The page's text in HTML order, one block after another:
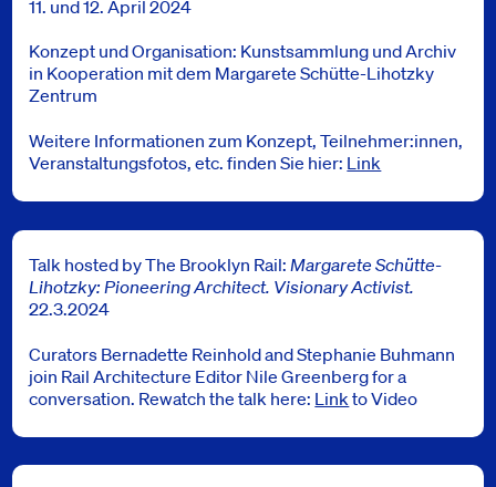
11. und 12. April 2024
Konzept und Organisation: Kunstsammlung und Archiv
in Kooperation mit dem Margarete Schütte-Lihotzky
Zentrum
Weitere Informationen zum Konzept, Teilnehmer:innen,
Veranstaltungsfotos, etc. finden Sie hier: Link
Talk hosted by The Brooklyn Rail:Margarete Schütte-
Lihotzky: Pioneering Architect. Visionary Activist.
22.3.2024
Curators Bernadette Reinhold and Stephanie Buhmann
join Rail Architecture Editor Nile Greenberg for a
conversation. Rewatch the talk here: Link to Video